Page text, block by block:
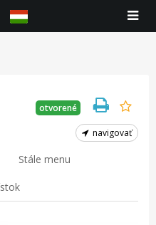
otvorené
navigovať
Stále menu